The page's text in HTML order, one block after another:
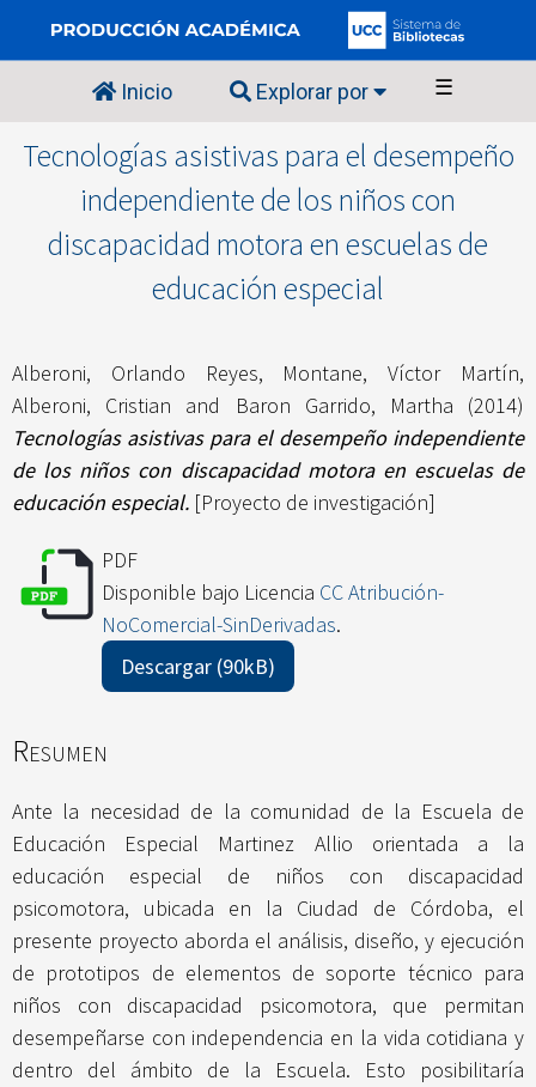
Inicio Explorar por ☰
Tecnologías asistivas para el desempeño
independiente de los niños con
discapacidad motora en escuelas de
educación especial
Alberoni, Orlando Reyes, Montane, Víctor Martín,
Alberoni, Cristian and Baron Garrido, Martha (2014)
Tecnologías asistivas para el desempeño independiente
de los niños con discapacidad motora en escuelas de
educación especial. [Proyecto de investigación]
PDF
Disponible bajo Licencia CC Atribución-
NoComercial-SinDerivadas.
Descargar (90kB)
Resumen
Ante la necesidad de la comunidad de la Escuela de
Educación Especial Martinez Allio orientada a la
educación especial de niños con discapacidad
psicomotora, ubicada en la Ciudad de Córdoba, el
presente proyecto aborda el análisis, diseño, y ejecución
de prototipos de elementos de soporte técnico para
niños con discapacidad psicomotora, que permitan
desempeñarse con independencia en la vida cotidiana y
dentro del ámbito de la Escuela. Esto posibilitaría